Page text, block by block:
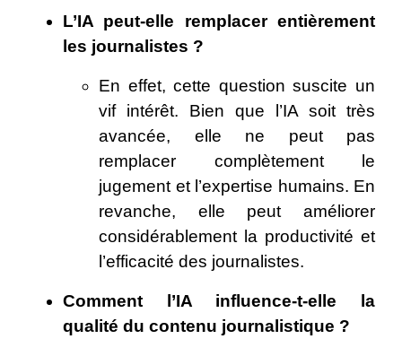
L’IA peut-elle remplacer entièrement
les journalistes ?
En effet, cette question suscite un
vif intérêt. Bien que l’IA soit très
avancée, elle ne peut pas
remplacer complètement le
jugement et l’expertise humains. En
revanche, elle peut améliorer
considérablement la productivité et
l’efficacité des journalistes.
Comment l’IA influence-t-elle la
qualité du contenu journalistique ?